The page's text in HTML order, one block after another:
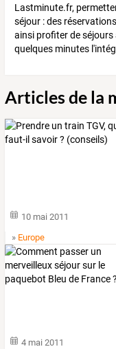
Lastminute.fr,
séjour : des
ainsi profiter de
quelques minutes
Articles de la
10 mai 2011
» Europe
4 mai 2011